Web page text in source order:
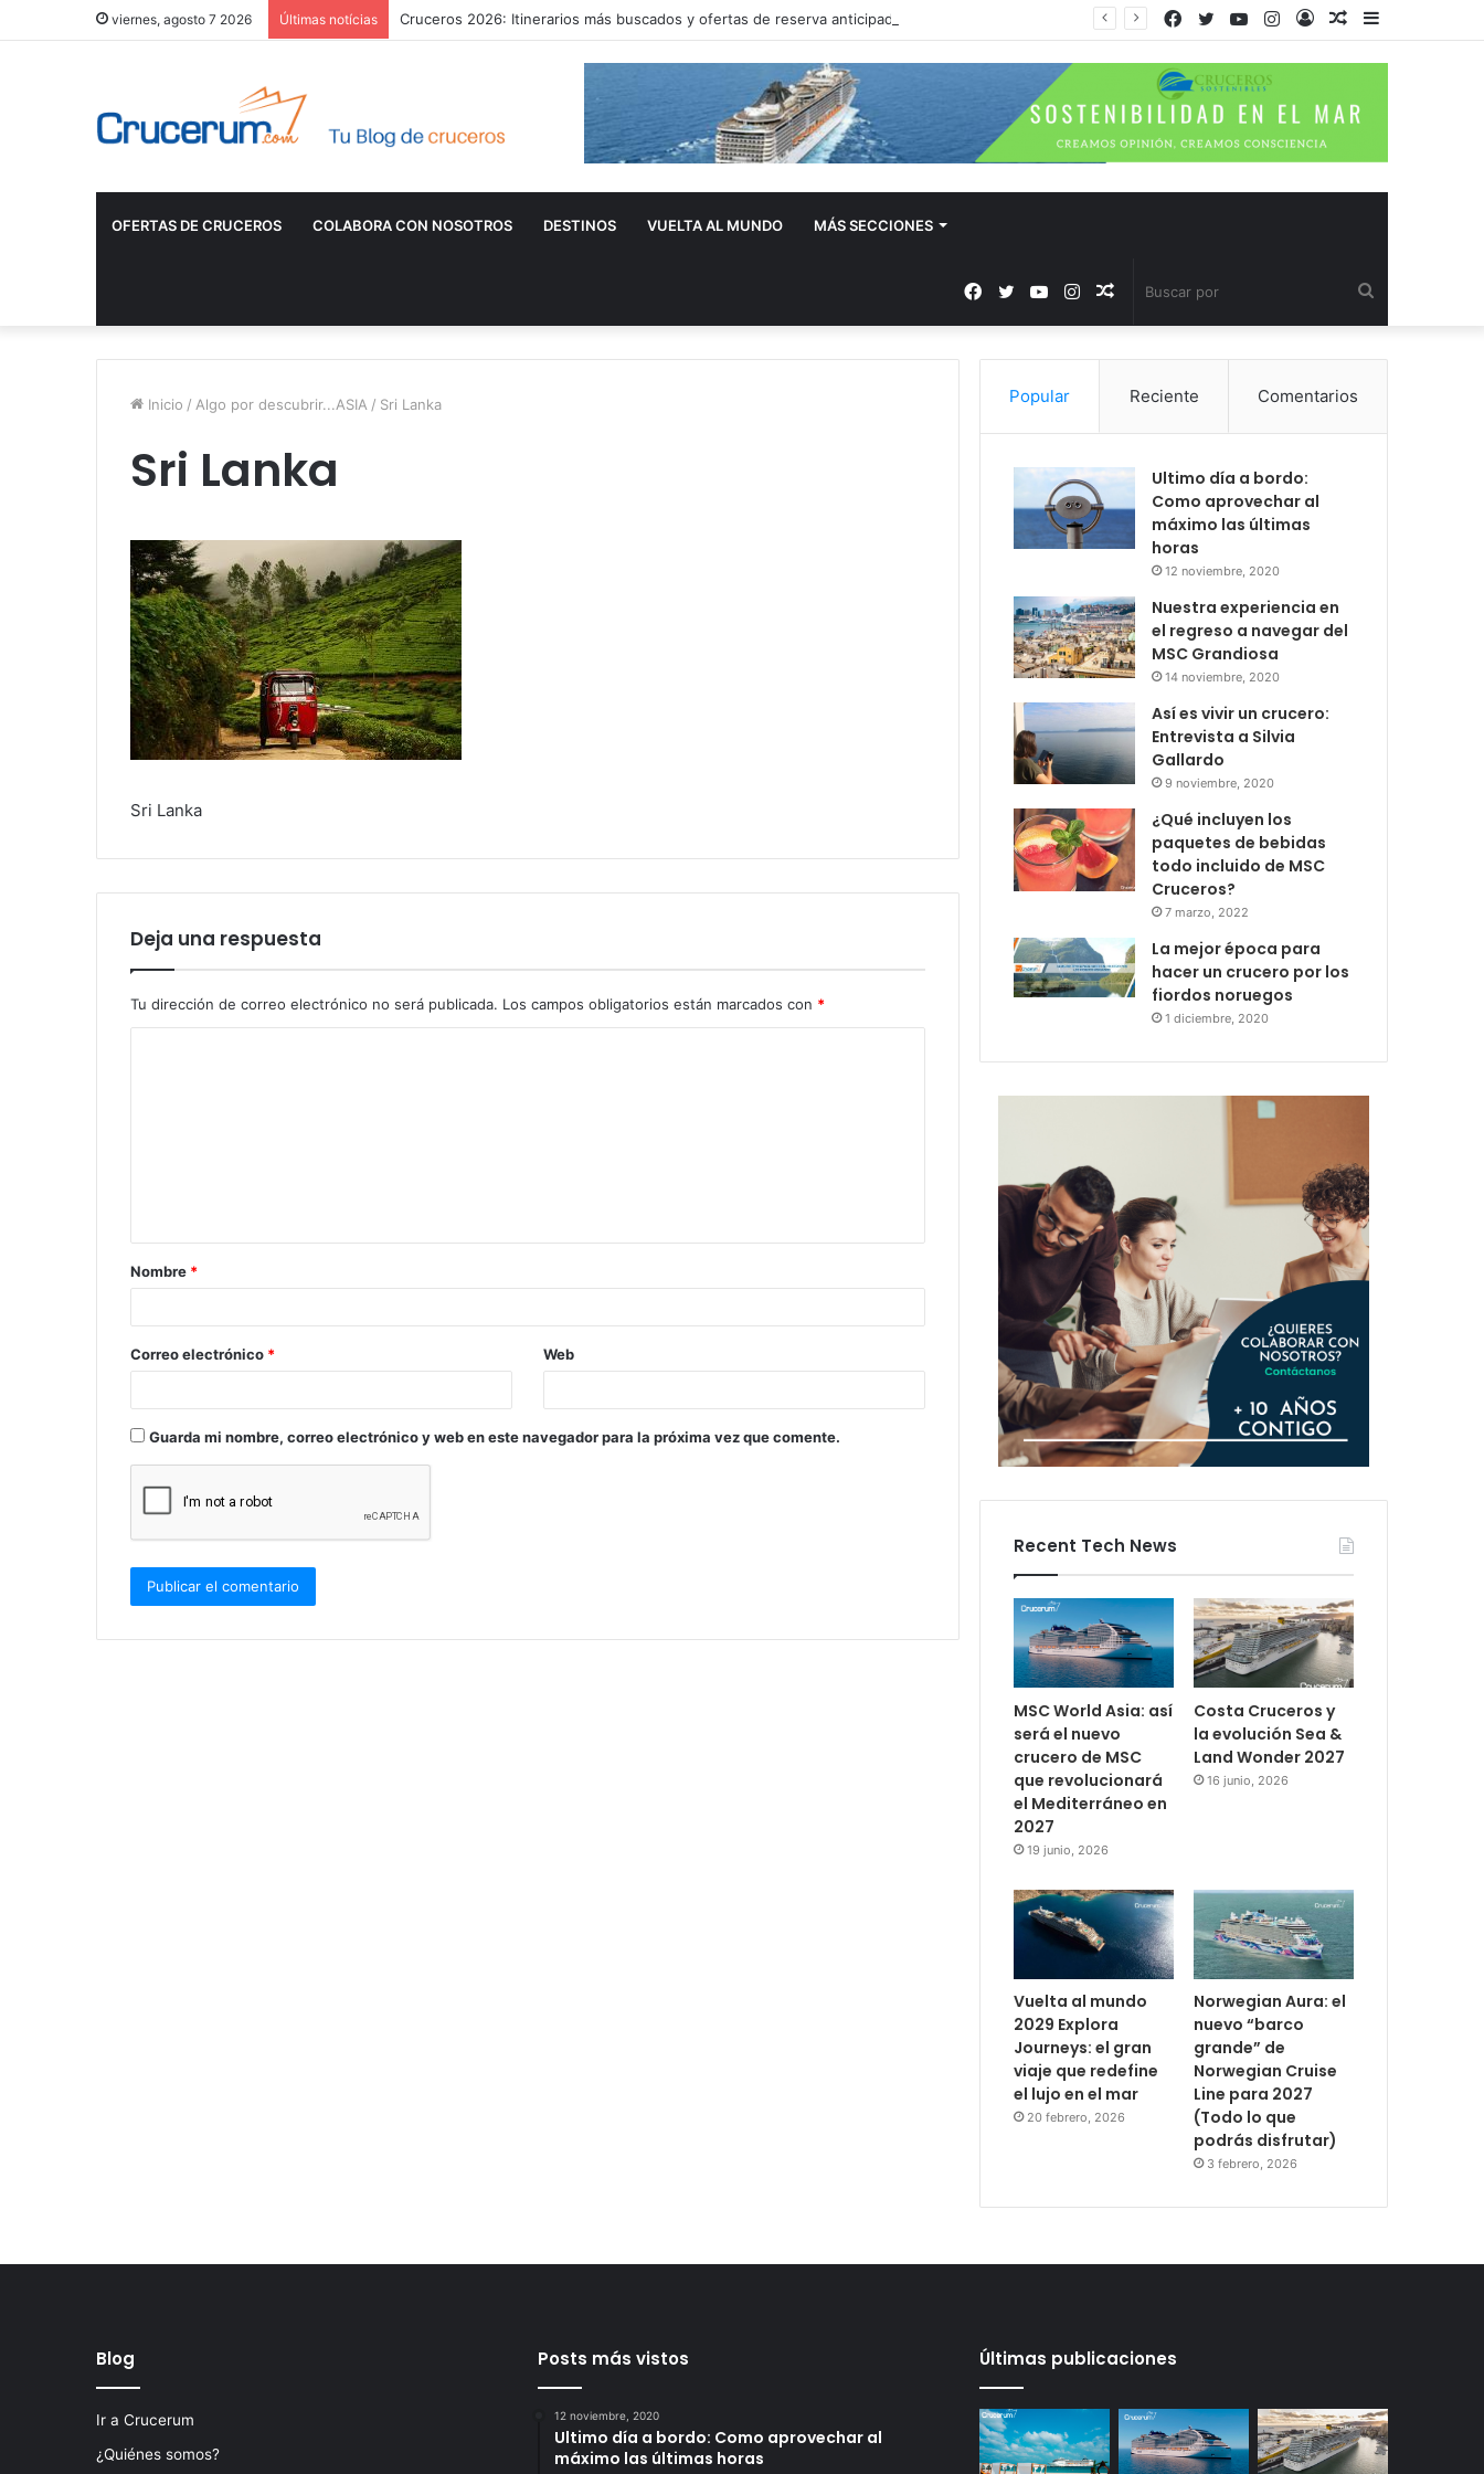
viernes, agosto 7 2026 Últimas notícias Cruceros 2026: Itinerarios más buscados y ofertas de reserva anticipada
Barra
Publicación
Acceso
Instagram
YouTube
Twitter
Facebook
OFERTAS DE CRUCEROS COLABORA CON NOSOTROS DESTINOS VUELTA AL MUNDO MÁS SECCIONES
por
Publicación
al
Instagram
YouTube
Twitter
Facebook
Inicio / Algo por descubrir...ASIA / Sri Lanka
Sri Lanka
Sri Lanka
Deja una respuesta
Tu dirección de correo electrónico no será publicada. Los campos obligatorios están marcados con *
a
r
*
Nombre *
Correo electrónico * Web
Guarda mi nombre, correo electrónico y web en este navegador para la próxima vez que comente.
Popular Reciente Comentarios
Ultimo día a bordo:
Como aprovechar al
máximo las últimas
horas
12 noviembre, 2020
Nuestra experiencia en
el regreso a navegar del
MSC Grandiosa
14 noviembre, 2020
Así es vivir un crucero:
Entrevista a Silvia
Gallardo
9 noviembre, 2020
¿Qué incluyen los
paquetes de bebidas
todo incluido de MSC
Cruceros?
7 marzo, 2022
La mejor época para
hacer un crucero por los
fiordos noruegos
1 diciembre, 2020
Recent Tech News
MSC World Asia: así
será el nuevo
crucero de MSC
que revolucionará
el Mediterráneo en
2027
19 junio, 2026
Costa Cruceros y
la evolución Sea &
Land Wonder 2027
16 junio, 2026
Vuelta al mundo
2029 Explora
Journeys: el gran
viaje que redefine
el lujo en el mar
20 febrero, 2026
Norwegian Aura: el
nuevo “barco
grande” de
Norwegian Cruise
Line para 2027
(Todo lo que
podrás disfrutar)
3 febrero, 2026
Blog
Ir a Crucerum
¿Quiénes somos?
Posts más vistos
12 noviembre, 2020
Ultimo día a bordo: Como aprovechar al
máximo las últimas horas
Últimas publicaciones